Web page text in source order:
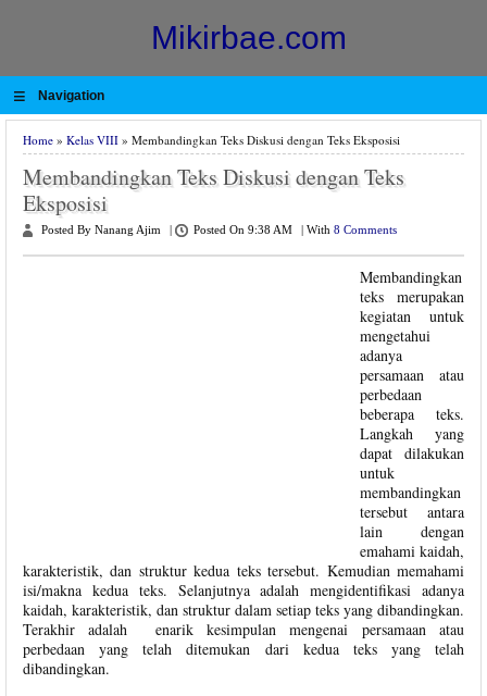
Mikirbae.com
≡ Navigation
Home » Kelas VIII » Membandingkan Teks Diskusi dengan Teks Eksposisi
Membandingkan Teks Diskusi dengan Teks
Eksposisi
Posted By Nanang Ajim Posted On 9:38 AM With 8 Comments
Membandingkan
teks merupakan
kegiatan untuk
mengetahui
adanya
persamaan atau
perbedaan
beberapa teks.
Langkah yang
dapat dilakukan
untuk
membandingkan
tersebut antara
lain dengan
emahami kaidah,
karakteristik, dan struktur kedua teks tersebut. Kemudian memahami
isi/makna kedua teks. Selanjutnya adalah mengidentifikasi adanya
kaidah, karakteristik, dan struktur dalam setiap teks yang dibandingkan.
Terakhir adalah enarik kesimpulan mengenai persamaan atau
perbedaan yang telah ditemukan dari kedua teks yang telah
dibandingkan.